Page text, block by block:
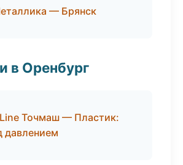
— Брянск
в Оренбург
Точмаш — Пластик:
давлением